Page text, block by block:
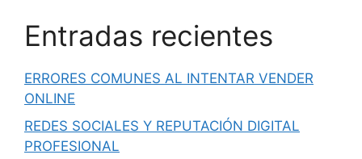
Entradas recientes
ERRORES COMUNES AL INTENTAR VENDER
ONLINE
REDES SOCIALES Y REPUTACIÓN DIGITAL
PROFESIONAL